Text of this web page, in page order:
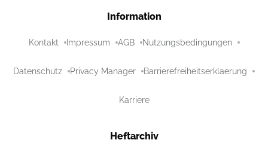
Information
Kontakt Impressum AGB Nutzungsbedingungen
Datenschutz Privacy Manager Barrierefreiheitserklaerung
Karriere
Heftarchiv